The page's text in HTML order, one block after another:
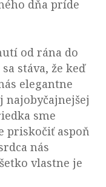
dňa príde
od rána do
stáva, že keď
elegantne
najobyčajnejšej
sme
priskočiť aspoň
nás
vlastne je